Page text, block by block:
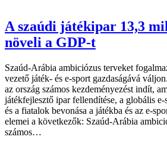
A szaúdi játékipar 13,3
növeli a GDP-t
Szaúd-Arábia ambiciózus terveket
vezető játék- és e-sport gazdaságává
az ország számos kezdeményezést indít,
játékfejlesztő ipar fellendítése, a globális e-
és a fiatalok bevonása a játékba és az e-
elemei a következők: Szaúd-Arábia
számos…